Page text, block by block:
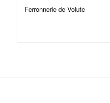
Ferronnerie de Volute